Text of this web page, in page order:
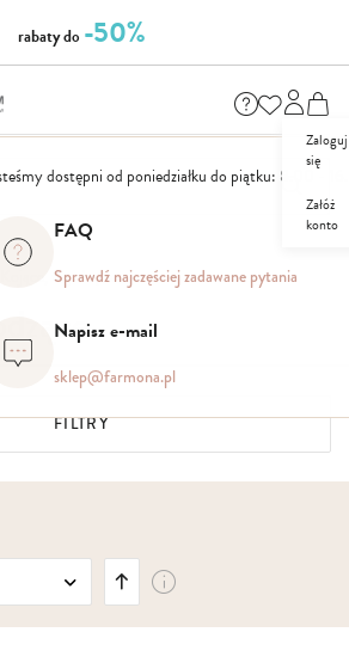
rabaty do -50%
dostępni od poniedziałku do piątku: 8.00 -
FAQ
Sprawdź najczęściej zadawane pytania
Napisz e-mail
sklep@farmona.pl
Zaloguj
się
Załóż
konto
Kojące, łagodzące
kierunek
FILTRY